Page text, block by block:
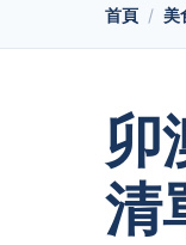
首頁 美
卯
清